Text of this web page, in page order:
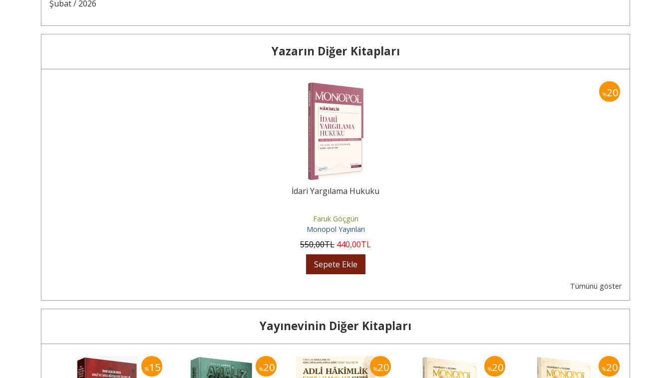
Şubat / 2026
Yazarın Diğer Kitapları
%20
İdari Yargılama Hukuku
Faruk Göçgün
Monopol Yayınları
550,00TL 440,00TL
Sepete Ekle
Tümünü göster
Yayınevinin Diğer Kitapları
%15 %20 %20 %20 %20